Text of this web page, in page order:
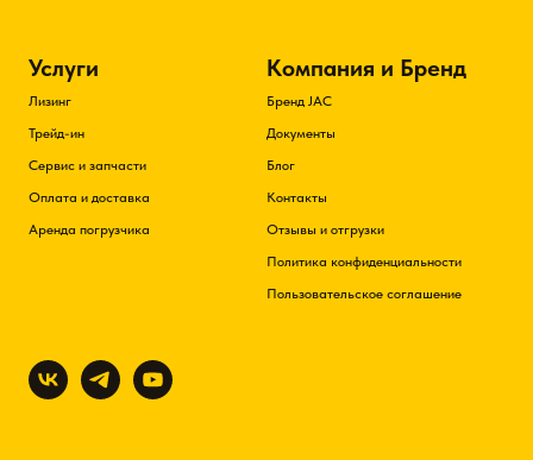
Услуги
Лизинг
Трейд-ин
Сервис и запчасти
Оплата и доставка
Аренда погрузчика
Компания и Бренд
Бренд JAC
Документы
Блог
Контакты
Отзывы и отгрузки
Политика конфиденциальности
Пользовательское соглашение